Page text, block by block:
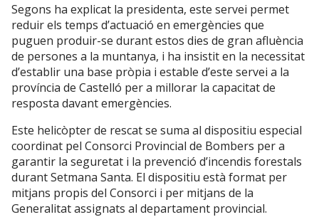
Segons ha explicat la presidenta, este servei permet
reduir els temps d’actuació en emergències que
puguen produir-se durant estos dies de gran afluència
de persones a la muntanya, i ha insistit en la necessitat
d’establir una base pròpia i estable d’este servei a la
província de Castelló per a millorar la capacitat de
resposta davant emergències.
Este helicòpter de rescat se suma al dispositiu especial
coordinat pel Consorci Provincial de Bombers per a
garantir la seguretat i la prevenció d’incendis forestals
durant Setmana Santa. El dispositiu està format per
mitjans propis del Consorci i per mitjans de la
Generalitat assignats al departament provincial.